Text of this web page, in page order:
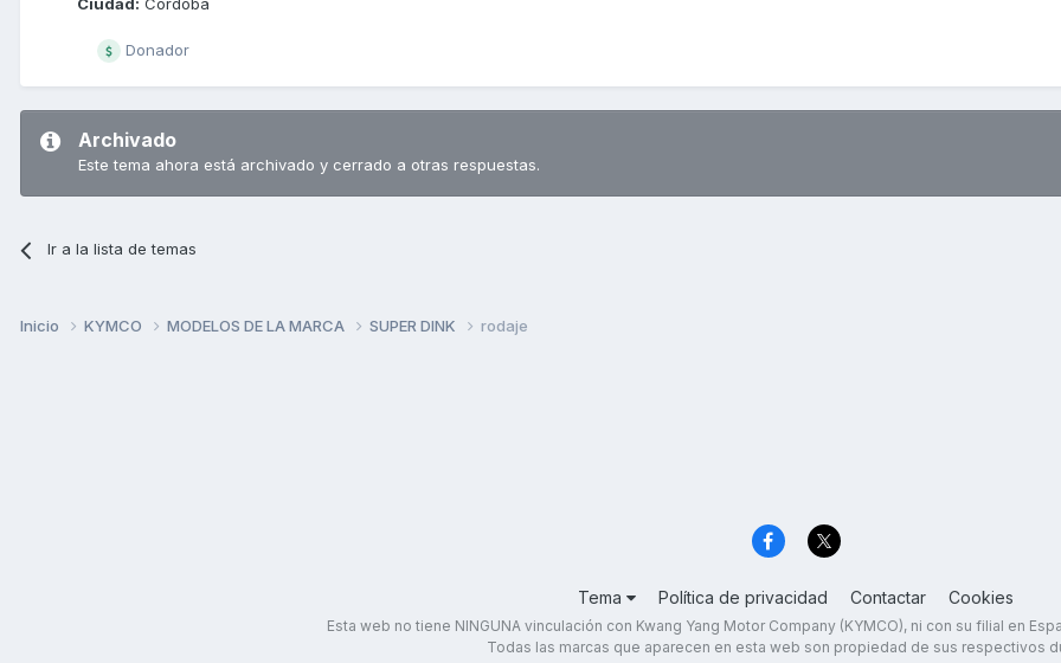
Ciudad: Córdoba
Donador
Archivado
Este tema ahora está archivado y cerrado a otras respuestas.
Ir a la lista de temas
Inicio KYMCO MODELOS DE LA MARCA SUPER DINK rodaje
Tema Política de privacidad Contactar Cookies
Esta web no tiene NINGUNA vinculación con Kwang Yang Motor Company (KYMCO), ni con su filial en
Todas las marcas que aparecen en esta web son propiedad de sus respectivos